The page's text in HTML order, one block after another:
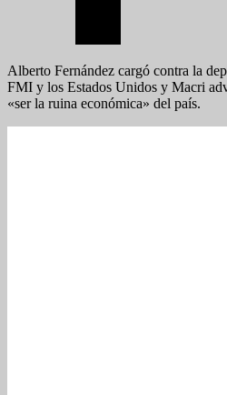
Alberto Fernández cargó contra la
FMI y los Estados Unidos y Macri
«ser la ruina económica» del país.